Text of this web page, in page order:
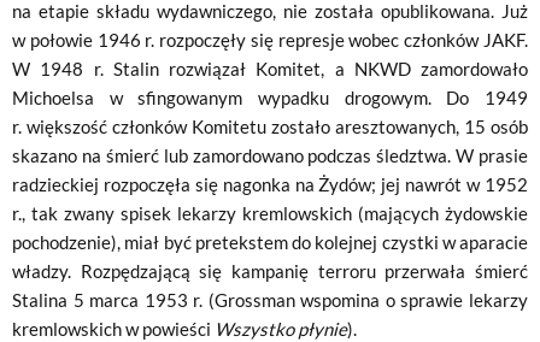
na etapie składu wydawniczego, nie została opublikowana. Już
w połowie 1946 r. rozpoczęły się represje wobec członków JAKF.
W 1948 r. Stalin rozwiązał Komitet, a NKWD zamordowało
Michoelsa w sfingowanym wypadku drogowym. Do 1949
r. większość członków Komitetu zostało aresztowanych, 15 osób
skazano na śmierć lub zamordowano podczas śledztwa. W prasie
radzieckiej rozpoczęła się nagonka na Żydów; jej nawrót w 1952
r., tak zwany spisek lekarzy kremlowskich (mających żydowskie
pochodzenie), miał być pretekstem do kolejnej czystki w aparacie
władzy. Rozpędzającą się kampanię terroru przerwała śmierć
Stalina 5 marca 1953 r. (Grossman wspomina o sprawie lekarzy
kremlowskich w powieści Wszystko płynie).